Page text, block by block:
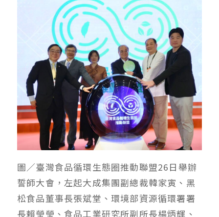
圖／臺灣食品循環生態圈推動聯盟26日舉辦
誓師大會，左起大成集團副總裁韓家寅、黑
松食品董事長張斌堂、環境部資源循環署署
長賴瑩瑩、食品工業研究所副所長楊炳輝、